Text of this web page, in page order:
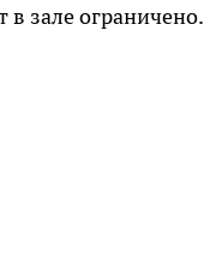
в зале ограничено.